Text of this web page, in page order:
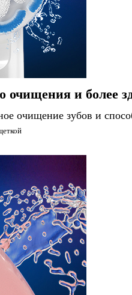
и более
очищение зубов и